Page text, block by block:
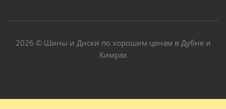
2026 © Шины и Диски по хорошим ценам в Дубне и
Кимрах